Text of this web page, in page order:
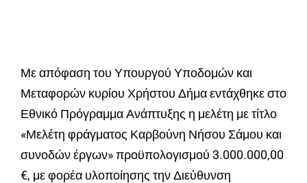
Με απόφαση του Υπουργού Υποδομών και
Μεταφορών κυρίου Χρήστου Δήμα εντάχθηκε στο
Εθνικό Πρόγραμμα Ανάπτυξης η μελέτη με τίτλο
«Μελέτη φράγματος Καρβούνη Νήσου Σάμου και
συνοδών έργων» προϋπολογισμού 3.000.000,00
€, με φορέα υλοποίησης την Διεύθυνση